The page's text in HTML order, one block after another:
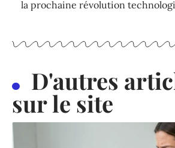
la prochaine révolution
D'autres
sur le site